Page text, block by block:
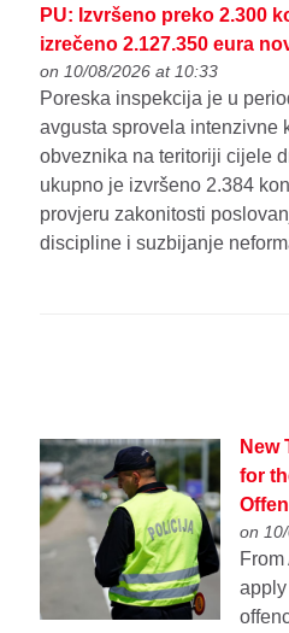
PU: Izvršeno preko 2.300
izrečeno 2.127.350 eura
on 10/08/2026 at 10:33
Poreska inspekcija je u
avgusta sprovela intenzivne
obveznika na teritoriji cijele
ukupno je izvršeno 2.384
provjeru zakonitosti
discipline i suzbijanje
New
for
on